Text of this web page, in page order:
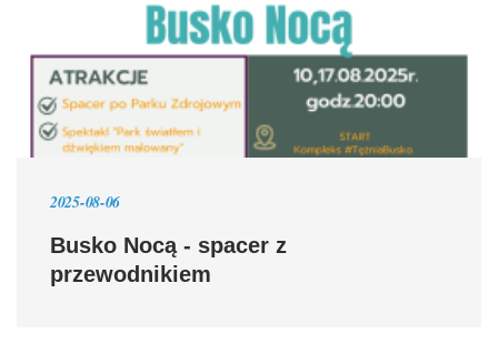
2025-08-06
Busko Nocą - spacer z
przewodnikiem